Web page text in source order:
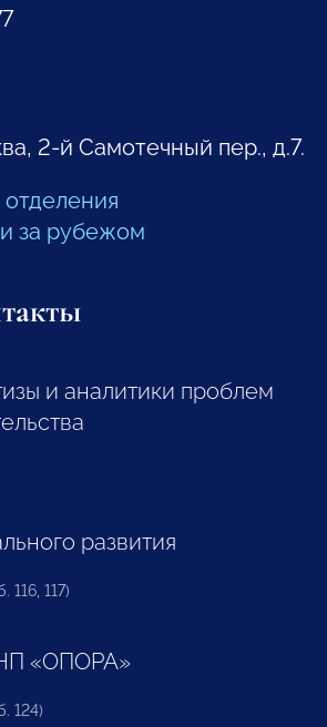
2-й Самотечный пер., д.7.
за рубежом
и аналитики проблем
развития
116, 117)
«ОПОРА»
124)